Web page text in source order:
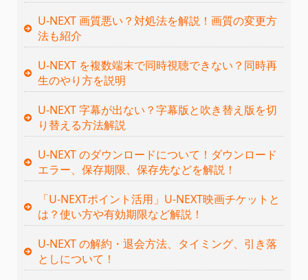
U-NEXT 画質悪い？対処法を解説！画質の変更方
法も紹介
U-NEXT を複数端末で同時視聴できない？同時再
生のやり方を説明
U-NEXT 字幕が出ない？字幕版と吹き替え版を切
り替える方法解説
U-NEXT のダウンロードについて！ダウンロード
エラー、保存期限、保存先などを解説！
「U-NEXTポイント活用」U-NEXT映画チケットと
は？使い方や有効期限など解説！
U-NEXT の解約・退会方法、タイミング、引き落
としについて！